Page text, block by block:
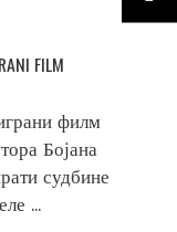
FILM
филм
Бојана
судбине
...